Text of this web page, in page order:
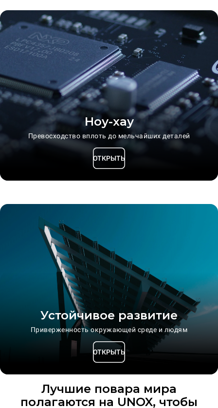
Ноу-хау
Превосходство вплоть до мельчайших деталей
ОТКРЫТЬ
Устойчивое развитие
Приверженность окружающей среде и людям
ОТКРЫТЬ
Лучшие повара мира
полагаются на UNOX, чтобы